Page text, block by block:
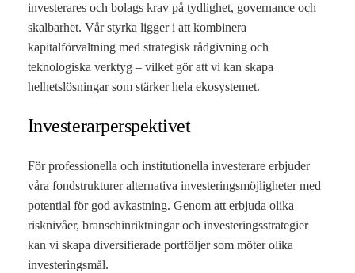
investerares och bolags krav på tydlighet, governance och
skalbarhet. Vår styrka ligger i att kombinera
kapitalförvaltning med strategisk rådgivning och
teknologiska verktyg – vilket gör att vi kan skapa
helhetslösningar som stärker hela ekosystemet.
Investerarperspektivet
För professionella och institutionella investerare erbjuder
våra fondstrukturer alternativa investeringsmöjligheter med
potential för god avkastning. Genom att erbjuda olika
risknivåer, branschinriktningar och investeringsstrategier
kan vi skapa diversifierade portföljer som möter olika
investeringsmål.